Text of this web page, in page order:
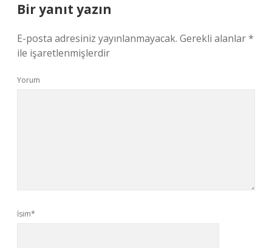
Bir yanıt yazın
E-posta adresiniz yayınlanmayacak. Gerekli alanlar*
ile işaretlenmişlerdir
Yorum
İsim*